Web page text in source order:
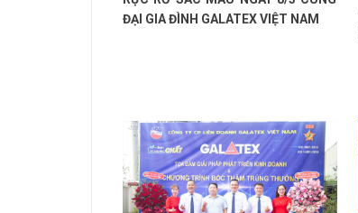
ĐẠI GIA ĐÌNH GALATEX VIỆT NAM